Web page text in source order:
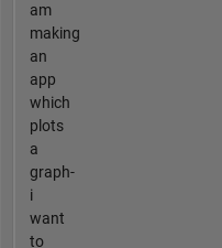
am
making
an
app
which
plots
a
graph-
i
want
to